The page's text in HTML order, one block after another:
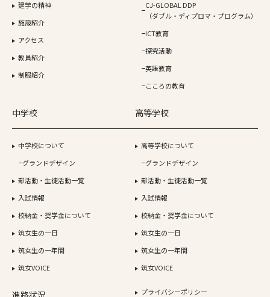
建学の精神
施設紹介
アクセス
教員紹介
制服紹介
CJ-GLOBAL DDP
（ダブル・ディプロマ・プログラム）
ICT教育
探究活動
英語教育
こころの教育
中学校
中学校について
グランドデザイン
部活動・生徒活動一覧
入試情報
校納金・奨学金について
筑女生の一日
筑女生の一年間
筑女VOICE
高等学校
高等学校について
グランドデザイン
部活動・生徒活動一覧
入試情報
校納金・奨学金について
筑女生の一日
筑女生の一年間
筑女VOICE
プライバシーポリシー